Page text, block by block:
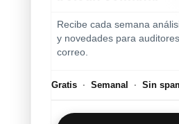
Recibe cada semana
y novedades para
correo.
Gratis · Semanal · Sin